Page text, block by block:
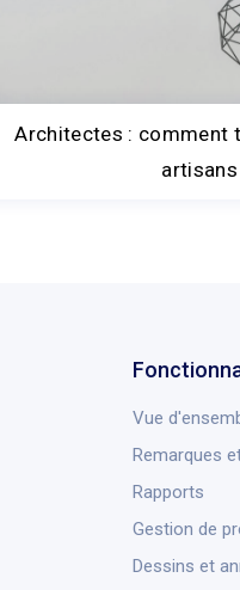
Architectes : comment
artisans
Vue
Remarques
Rapports
Gestion de
Dessins et